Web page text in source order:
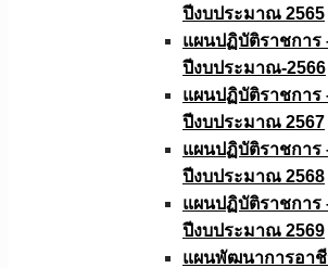
ปีงบประมาณ 2565
แผนปฏิบัติราชการ
ปีงบประมาณ-2566
แผนปฏิบัติราชการ
ปีงบประมาณ 2567
แผนปฏิบัติราชการ
ปีงบประมาณ 2568
แผนปฏิบัติราชการ
ปีงบประมาณ 2569
แผนพัฒนาการอาชี